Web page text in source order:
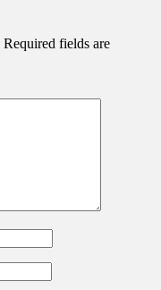
Required fields are